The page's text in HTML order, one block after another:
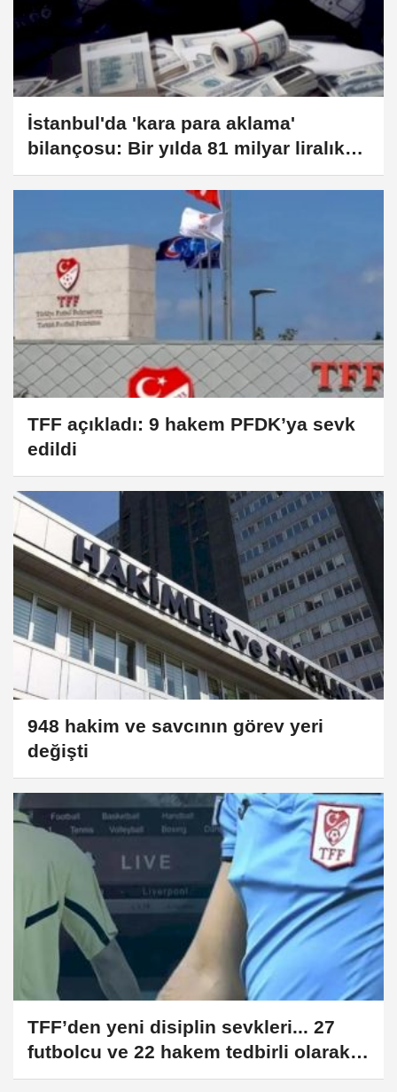
İstanbul'da 'kara para aklama'
bilançosu: Bir yılda 81 milyar liralık
mal varlığına el kondu
TFF açıkladı: 9 hakem PFDK’ya sevk
edildi
948 hakim ve savcının görev yeri
değişti
TFF’den yeni disiplin sevkleri... 27
futbolcu ve 22 hakem tedbirli olarak
PFDK’ya sevk edildi